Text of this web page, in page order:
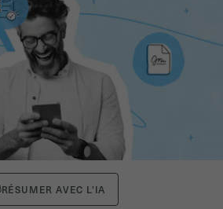
RÉSUMER AVEC L'IA